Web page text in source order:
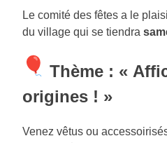
Le comité des fêtes a le
du village qui se tiendra
Thème : «
origines ! »
Venez vêtus ou